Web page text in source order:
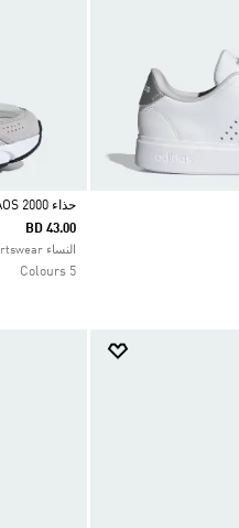
Selected
حذاء CRAZYCHAOS 2000
BD 43.00
النساء Sportswear
5 Colours